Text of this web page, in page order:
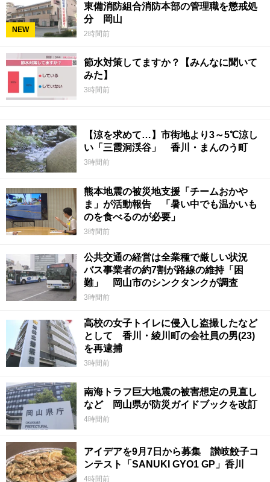
NEW
東備消防組合消防本部の管理職を懲戒処
分 岡山
2時間前
節水対策してますか？【みんなに聞いて
みた】
3時間前
【涼を求めて…】市街地より3～5℃涼し
い「三霞洞渓谷」 香川・まんのう町
3時間前
熊本地震の被災地支援「チームおかや
ま」が活動報告 「暑い中でも温かいも
のを食べるのが必要」
3時間前
公共交通の経営は全業種で厳しい状況
バス事業者の約7割が路線の維持「困
難」 岡山市のシンクタンクが調査
3時間前
高校の女子トイレに侵入し盗撮したなど
として 香川・綾川町の会社員の男(23)
を再逮捕
3時間前
南海トラフ巨大地震の被害想定の見直し
など 岡山県が防災ガイドブックを改訂
4時間前
アイデアを9月7日から募集 讃岐餃子コ
ンテスト「SANUKI GYO1 GP」香川
4時間前